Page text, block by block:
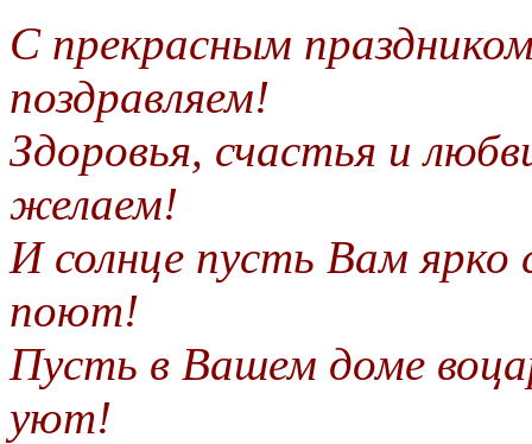
С прекрасным
поздравляем!
Здоровья, счастья и
желаем!
И солнце пусть Вам
поют!
Пусть в Вашем доме
уют!